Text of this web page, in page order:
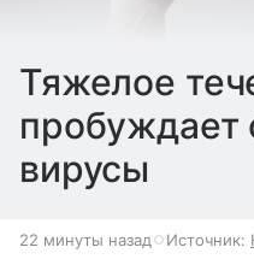
Тяжелое
пробуждает
вирусы
22 минуты назад Источник: